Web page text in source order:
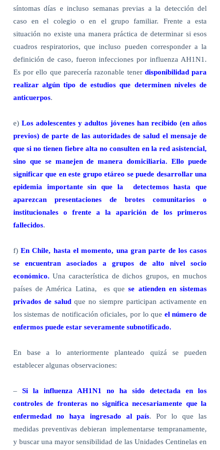
síntomas días e incluso semanas previas a la detección del
caso en el colegio o en el grupo familiar. Frente a esta
situación no existe una manera práctica de determinar si esos
cuadros respiratorios, que incluso pueden corresponder a la
definición de caso, fueron infecciones por influenza AH1N1.
Es por ello que parecería razonable tener disponibilidad para
realizar algún tipo de estudios que determinen niveles de
anticuerpos.
e)Los adolescentes y adultos jóvenes han recibido (en años
previos) de parte de las autoridades de salud el mensaje de
que si no tienen fiebre alta no consulten en la red asistencial,
sino que se manejen de manera domiciliaria. Ello puede
significar que en este grupo etáreo se puede desarrollar una
epidemia importante sin que la detectemos hasta que
aparezcan presentaciones de brotes comunitarios o
institucionales o frente a la aparición de los primeros
fallecidos.
f)En Chile, hasta el momento, una gran parte de los casos
se encuentran asociados a grupos de alto nivel socio
económico. Una característica de dichos grupos, en muchos
países de América Latina, es quese atienden en sistemas
privados de salud que no siempre participan activamente en
los sistemas de notificación oficiales, por lo que el número de
enfermos puede estar severamente subnotificado.
En base a lo anteriormente planteado quizá se pueden
establecer algunas observaciones:
– Si la influenza AH1N1 no ha sido detectada en los
controles de fronteras no significa necesariamente que la
enfermedad no haya ingresado al país. Por lo que las
medidas preventivas debieran implementarse tempranamente,
y buscar una mayor sensibilidad de las Unidades Centinelas en